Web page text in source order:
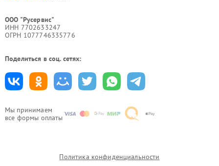
Мы принимаем
все формы оплаты
ООО "Русервис"
ИНН 7702633247
ОГРН 1077746335776
Поделиться в соц. сетях:
Политика конфиденциальности